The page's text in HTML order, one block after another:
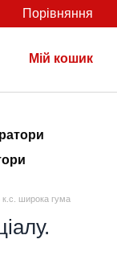
Порівняння
Мій кошик
к.с. широка гума